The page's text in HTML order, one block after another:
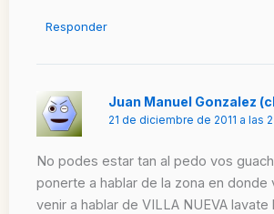
Responder
Juan Manuel Gonzalez
21 de diciembre de 2011 a las
No podes estar tan al pedo vos
ponerte a hablar de la zona en
venir a hablar de VILLA NUEVA